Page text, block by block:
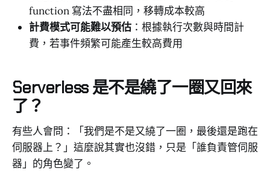
function 寫法不盡相同，移轉成本較高
計費模式可能難以預估 ：根據執行次數與時間計
費，若事件頻繁可能產生較高費用
Serverless 是不是繞了一圈又回來
了？
有些人會問：「我們是不是又繞了一圈，最後還是跑在
伺服器上？」這麼說其實也沒錯，只是「誰負責管伺服
器」的角色變了。